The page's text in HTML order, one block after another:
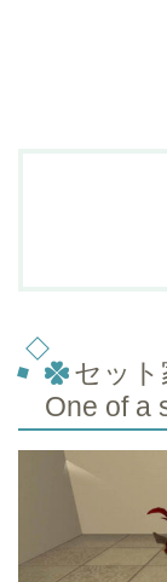
セッ
One of a